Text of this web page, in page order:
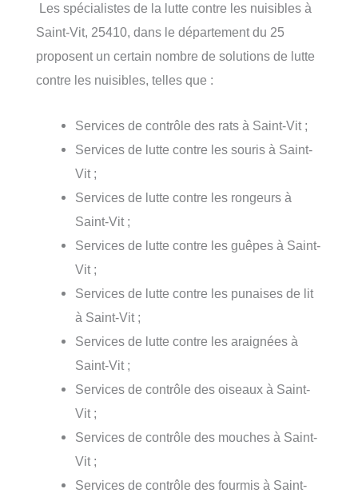
Les spécialistes de la lutte contre les nuisibles à
Saint-Vit, 25410, dans le département du 25
proposent un certain nombre de solutions de lutte
contre les nuisibles, telles que :
Services de contrôle des rats à Saint-Vit ;
Services de lutte contre les souris à Saint-
Vit ;
Services de lutte contre les rongeurs à
Saint-Vit ;
Services de lutte contre les guêpes à Saint-
Vit ;
Services de lutte contre les punaises de lit
à Saint-Vit ;
Services de lutte contre les araignées à
Saint-Vit ;
Services de contrôle des oiseaux à Saint-
Vit ;
Services de contrôle des mouches à Saint-
Vit ;
Services de contrôle des fourmis à Saint-